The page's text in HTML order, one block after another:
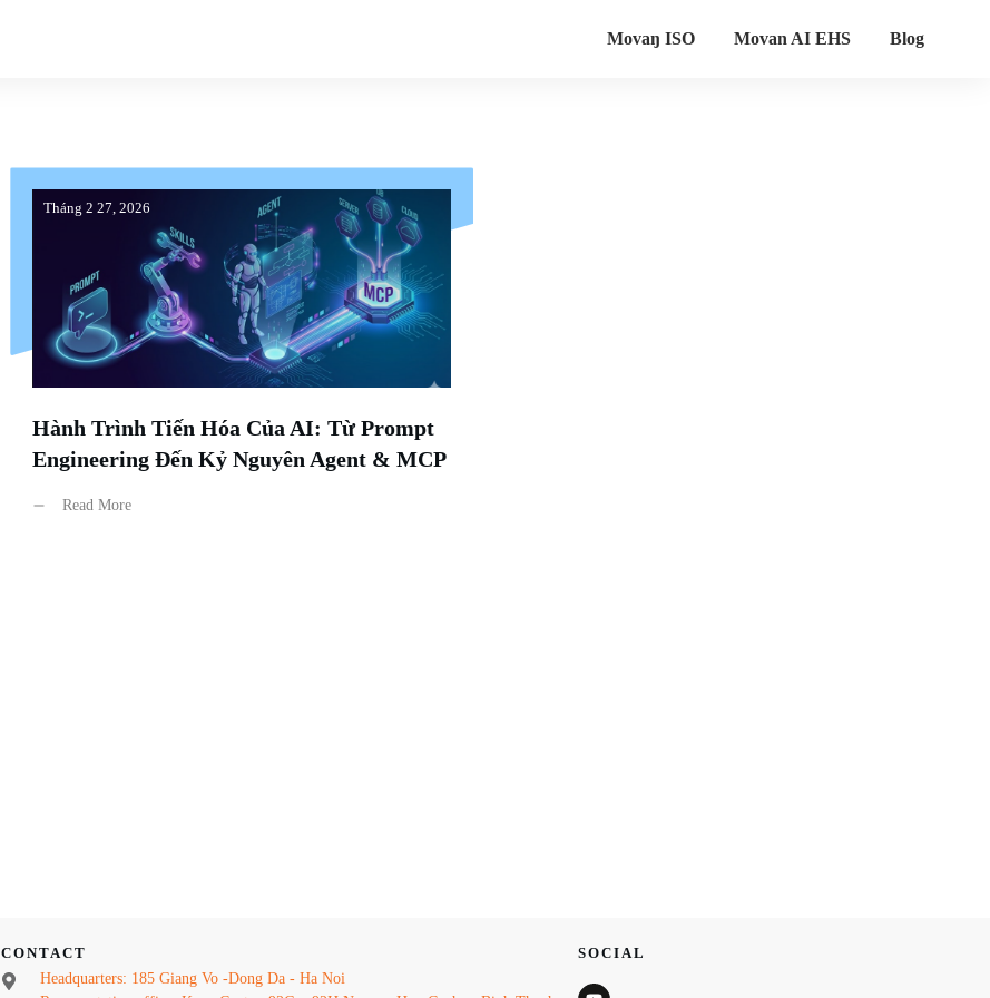
Movaŋ ISO Movan AI EHS Blog
Tháng 2 27, 2026
Hành Trình Tiến Hóa Của AI: Từ Prompt
Engineering Đến Kỷ Nguyên Agent & MCP
Read More
CONTACT
Headquarters: 185 Giang Vo -Dong Da - Ha Noi
SOCIAL